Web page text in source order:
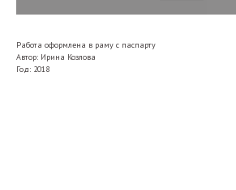
Работа оформлена в раму с паспарту
Автор: Ирина Козлова
Год: 2018